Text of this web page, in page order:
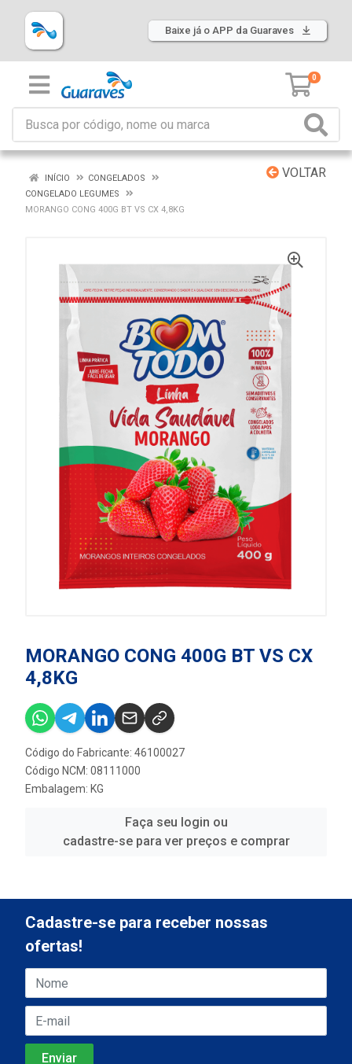
Baixe já o APP da Guaraves
0
VOLTAR
INÍCIO
CONGELADOS
CONGELADO LEGUMES
MORANGO CONG 400G BT VS CX 4,8KG
MORANGO CONG 400G BT VS CX
4,8KG
Código do Fabricante: 46100027
Código NCM: 08111000
Embalagem: KG
Faça seu login ou
cadastre-se para ver preços e comprar
Cadastre-se para receber nossas
ofertas!